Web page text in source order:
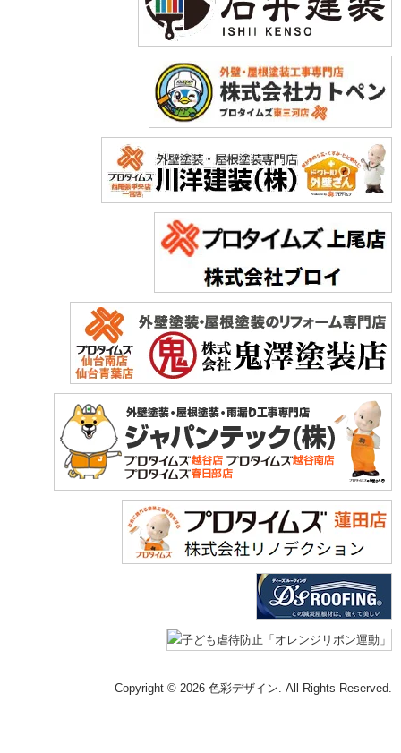
Copyright © 2026 色彩デザイン. All Rights Reserved.